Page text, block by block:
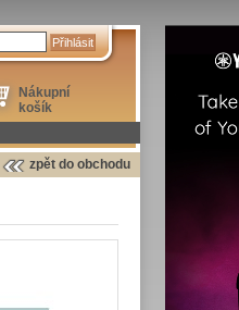
Nákupní
košík
zpět do obchodu